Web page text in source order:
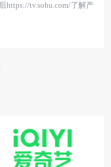
https://tv.sohu.com/了解产